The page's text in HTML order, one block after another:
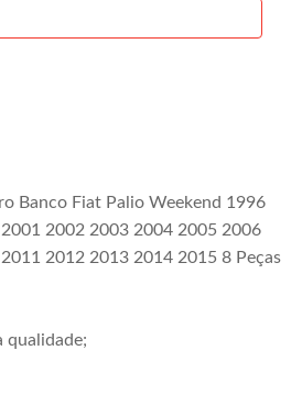
Banco Fiat Palio Weekend 1996
2002 2003 2004 2005 2006
2012 2013 2014 2015 8 Peças
qualidade;